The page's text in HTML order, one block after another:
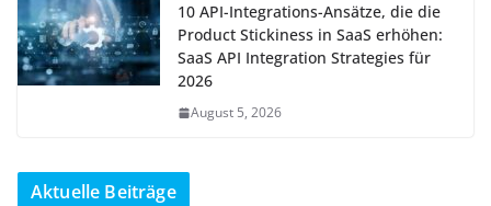
10 API-Integrations-Ansätze, die die
Product Stickiness in SaaS erhöhen:
SaaS API Integration Strategies für
2026
August 5, 2026
Aktuelle Beiträge